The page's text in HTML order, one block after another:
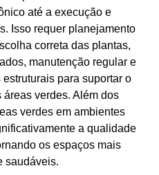
até a execução e
Isso requer planejamento
correta das plantas,
manutenção regular e
para suportar o
verdes. Além dos
verdes em ambientes
a qualidade
os espaços mais
saudáveis.